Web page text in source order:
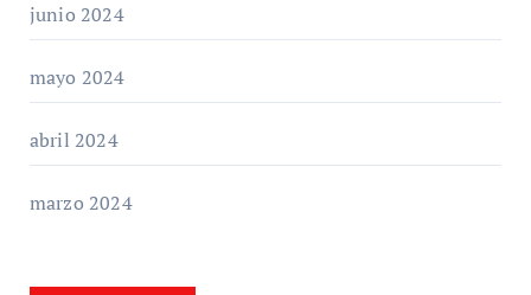
junio 2024
mayo 2024
abril 2024
marzo 2024